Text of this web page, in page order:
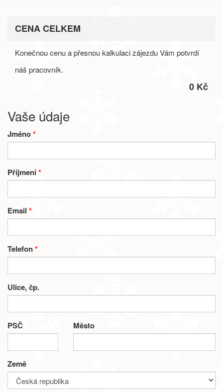
CENA CELKEM
Konečnou cenu a přesnou kalkulaci zájezdu Vám potvrdí
náš pracovník.
0 Kč
Vaše údaje
Jméno*
Příjmení*
Email*
Telefon*
Ulice, čp.
PSČ Město
Země